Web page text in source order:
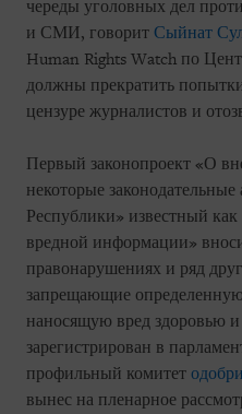
череды уголовных дел
и СМИ, говорит Сыйнат
Human Rights Watch по
должны прекратить
цензуре журналистов и
Первый законопроект «О
некоторые
Республики» известный
вредной информации»
правонарушениях и ряд
запрещающие
наносящую вред здоровью
зарегистрирован в
профильный комитет
вынес на пленарное